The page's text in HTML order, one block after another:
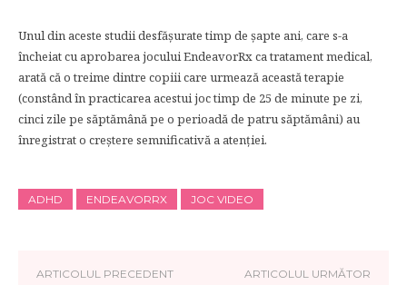
Unul din aceste studii desfăşurate timp de şapte ani, care s-a
încheiat cu aprobarea jocului EndeavorRx ca tratament medical,
arată că o treime dintre copiii care urmează această terapie
(constând în practicarea acestui joc timp de 25 de minute pe zi,
cinci zile pe săptămână pe o perioadă de patru săptămâni) au
înregistrat o creştere semnificativă a atenţiei.
ADHD ENDEAVORRX JOC VIDEO
ARTICOLUL PRECEDENT ARTICOLUL URMĂTOR